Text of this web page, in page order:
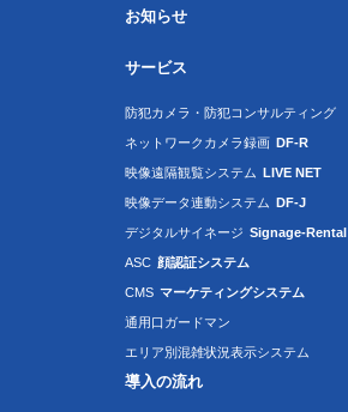
お知らせ
サービス
防犯カメラ・防犯コンサルティング
ネットワークカメラ録画 DF-R
映像遠隔観覧システム LIVE NET
映像データ連動システム DF-J
デジタルサイネージ Signage-Rental
ASC 顔認証システム
CMS マーケティングシステム
通用口ガードマン
エリア別混雑状況表示システム
導入の流れ